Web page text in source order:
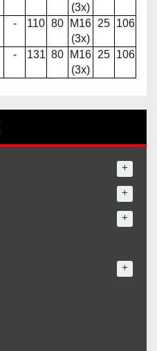
(3x)
- 110 80
M16
(3x)
25 106
- 131 80
M16
(3x)
25 106
+
+
+
+